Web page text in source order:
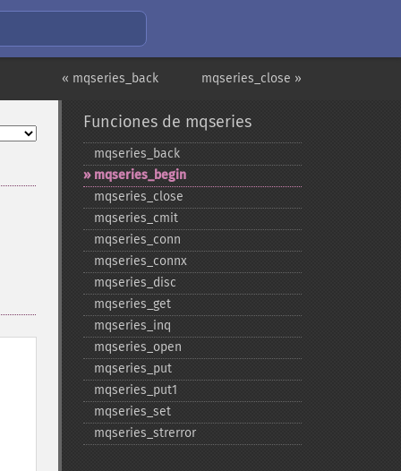
mqseries_close »
« mqseries_back
Funciones de mqseries
mqseries_​back
mqseries_​begin
mqseries_​close
mqseries_​cmit
mqseries_​conn
mqseries_​connx
mqseries_​disc
mqseries_​get
mqseries_​inq
mqseries_​open
mqseries_​put
mqseries_​put1
mqseries_​set
mqseries_​strerror